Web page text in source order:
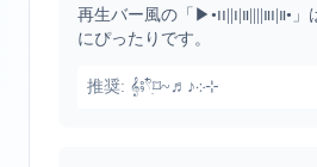
再生バー風の「▶︎•၊၊||၊|။||||။၊|။•
にぴったりです。
推奨: 𝄞⨾𓍢ִ໋⌑~♬♪܀⊹